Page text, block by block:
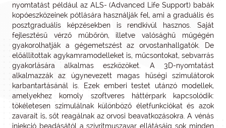
nyomtatást például az ALS- (Advanced Life Support) babák
kopóeszközeinek pótlására használják fel, ami a graduális és
posztgraduális képzésekben is rendkívül hasznos. Saját
fejlesztésű vérző műbőrön, illetve valósághű műgégén
gyakorolhatják a gégemetszést az orvostanhallgatók. De
előállítottak agykamramodelleket is, műcsontokat, sebvarrás
gyakorlására alkalmas eszközöket. A 3D-nyomtatást
alkalmazzák az úgynevezett magas hűségi szimulátorok
karbantartásánál is. Ezek emberi testet utánzó modellek,
amelyekhez komoly szoftveres háttérpark kapcsolódik:
tökéletesen szimulálnak különböző életfunkciókat és azok
zavarait is, sőt reagálnak az orvosi beavatkozásokra. A vénás
injekció beadásától a szívritmuszavar ellátásáig sok minden